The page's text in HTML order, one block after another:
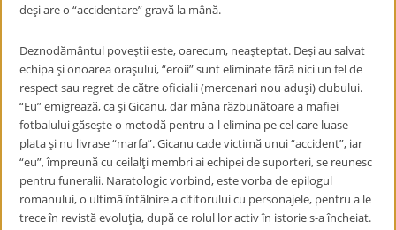
deşi are o “accidentare” gravӑ la mânӑ.
Deznodӑmântul poveştii este, oarecum, neaşteptat. Deşi au salvat
echipa şi onoarea oraşului, “eroii” sunt eliminate fӑrӑ nici un fel de
respect sau regret de cӑtre oficialii (mercenari nou aduşi) clubului.
“Eu” emigreazӑ, ca şi Gicanu, dar mâna rӑzbunӑtoare a mafiei
fotbalului gӑseşte o metodӑ pentru a-l elimina pe cel care luase
plata şi nu livrase “marfa”. Gicanu cade victimӑ unui “accident”, iar
“eu”, împreunӑ cu ceilalţi membri ai echipei de suporteri, se reunesc
pentru funeralii. Naratologic vorbind, este vorba de epilogul
romanului, o ultimӑ întâlnire a cititorului cu personajele, pentru a le
trece în revistӑ evoluţia, dupӑ ce rolul lor activ în istorie s-a încheiat.